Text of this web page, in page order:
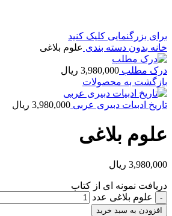
برای بزرگنمایی کلیک کنید
خانه بدون دسته بندی علوم بلاغی
درک مطلب 3,980,000 ریال
بازگشت به محصولات
تاریخ ادبیات دبیری عربی 3,980,000 ریال
علوم بلاغی
3,980,000 ریال
دریافت نمونه ای از کتاب
علوم بلاغی عدد
افزودن به سبد خرید